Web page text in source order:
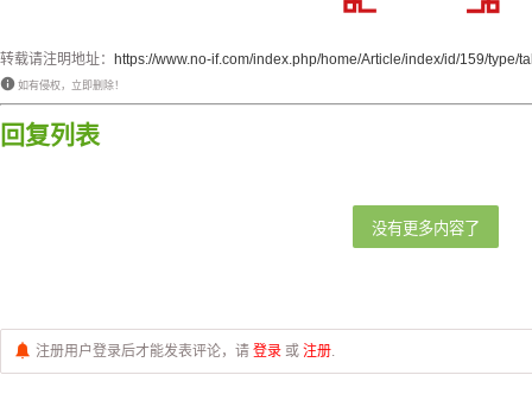
转载请注明地址： https://www.no-if.com/index.php/home/Article/index/id/159/type/
如有侵权，立即删除！
回复列表
没有更多内容了
注册用户登录后才能发表评论，请 登录 或 注册.